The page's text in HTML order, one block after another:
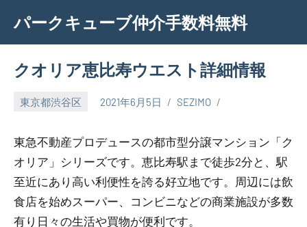
content
パークキューブ仲介手数料無料
クオリア恵比寿ウエスト詳細情報
東京都渋谷区 2021年6月5日 SEZIMO
東急不動産プロデュースの都市型分譲マンション「ク
オリア」シリーズです。恵比寿駅まで徒歩2分と、駅
至近にあり高い利便性を誇る好立地です。周辺には飲
食店を始めスーパー、コンビニなどの商業施設が多数
有り日々の生活や買物が便利です。